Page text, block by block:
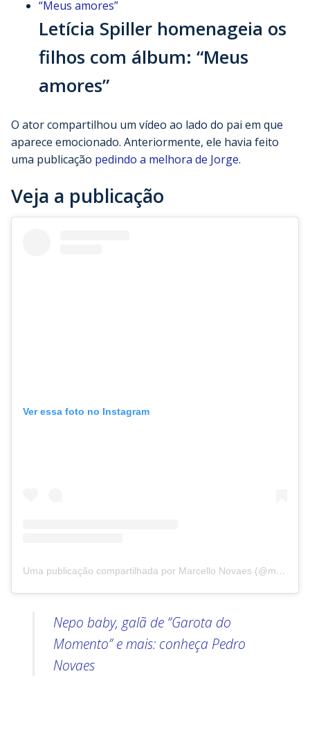
Letícia Spiller homenageia os
filhos com álbum: “Meus
amores”
O ator compartilhou um vídeo ao lado do pai em que
aparece emocionado. Anteriormente, ele havia feito
uma publicação pedindo a melhora de Jorge.
Veja a publicação
Ver essa foto no Instagram
Uma publicação compartilhada por Marcello Novaes (@marcellonovaesreal)
Nepo baby, galã de “Garota do
Momento” e mais: conheça Pedro
Novaes